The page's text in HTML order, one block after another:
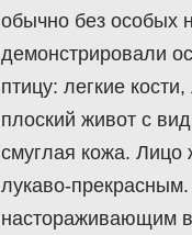
обычно без особых
демонстрировали
птицу: легкие
плоский живот с
смуглая кожа. Лицо
лукаво-
настораживающим